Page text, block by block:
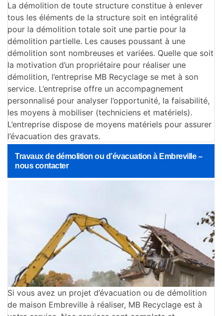
La démolition de toute structure constitue à enlever
tous les éléments de la structure soit en intégralité
pour la démolition totale soit une partie pour la
démolition partielle. Les causes poussant à une
démolition sont nombreuses et variées. Quelle que soit
la motivation d’un propriétaire pour réaliser une
démolition, l’entreprise MB Recyclage se met à son
service. L’entreprise offre un accompagnement
personnalisé pour analyser l’opportunité, la faisabilité,
les moyens à mobiliser (techniciens et matériels).
L’entreprise dispose de moyens matériels pour assurer
l’évacuation des gravats.
Travaux de démolition ou d’évacuation à Embreville –
nous contacter
Si vous avez un projet d’évacuation ou de démolition
de maison Embreville à réaliser, MB Recyclage est à